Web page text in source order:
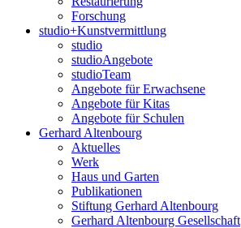
Forschung
studio+Kunstvermittlung
studio
studioAngebote
studioTeam
Angebote für Erwachsene
Angebote für Kitas
Angebote für Schulen
Gerhard Altenbourg
Aktuelles
Werk
Haus und Garten
Publikationen
Stiftung Gerhard Altenbourg
Gerhard Altenbourg Gesellschaft